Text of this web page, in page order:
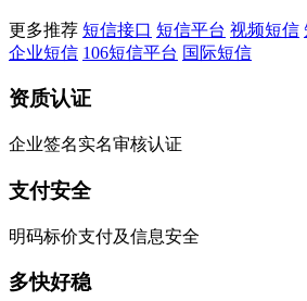
更多推荐 短信接口 短信平台 视频短信
企业短信 106短信平台 国际短信
资质认证
企业签名实名审核认证
支付安全
明码标价支付及信息安全
多快好稳